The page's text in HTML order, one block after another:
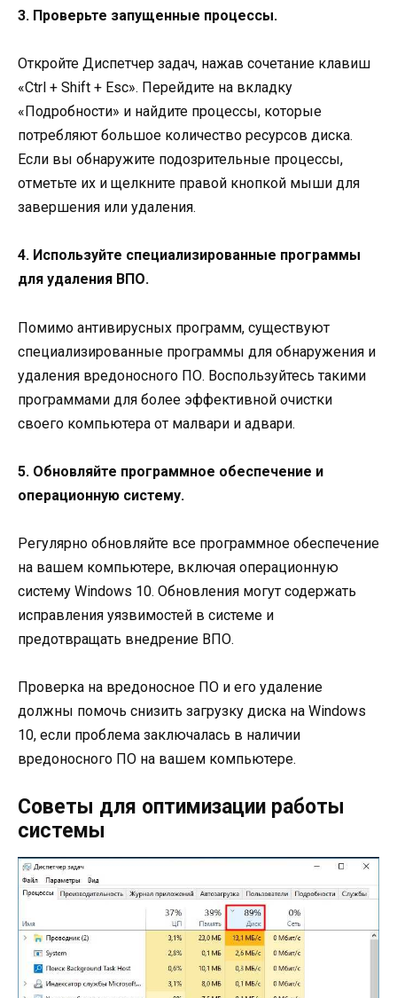
3. Проверьте запущенные процессы.
Откройте Диспетчер задач, нажав сочетание клавиш
«Ctrl + Shift + Esc». Перейдите на вкладку
«Подробности» и найдите процессы, которые
потребляют большое количество ресурсов диска.
Если вы обнаружите подозрительные процессы,
отметьте их и щелкните правой кнопкой мыши для
завершения или удаления.
4. Используйте специализированные программы
для удаления ВПО.
Помимо антивирусных программ, существуют
специализированные программы для обнаружения и
удаления вредоносного ПО. Воспользуйтесь такими
программами для более эффективной очистки
своего компьютера от малвари и адвари.
5. Обновляйте программное обеспечение и
операционную систему.
Регулярно обновляйте все программное обеспечение
на вашем компьютере, включая операционную
систему Windows 10. Обновления могут содержать
исправления уязвимостей в системе и
предотвращать внедрение ВПО.
Проверка на вредоносное ПО и его удаление
должны помочь снизить загрузку диска на Windows
10, если проблема заключалась в наличии
вредоносного ПО на вашем компьютере.
Советы для оптимизации работы
системы